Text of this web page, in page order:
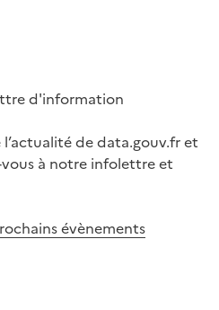
d'information
de data.gouv.fr et
à notre infolettre et
évènements